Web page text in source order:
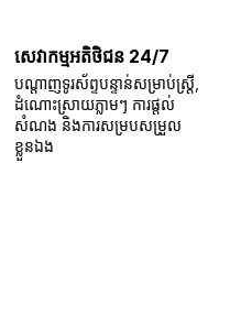
សេវាកម្មអតិថិជន 24/7
បណ្តាញទូរស័ព្ទបន្ទាន់សម្រាប់ស្ត្រី,
ដំណោះស្រាយភ្លាមៗ ការផ្តល់
សំណង និងការសម្របសម្រួល
ខ្លួនឯង